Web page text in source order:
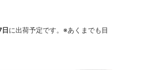
に出荷予定です。※あくまでも目